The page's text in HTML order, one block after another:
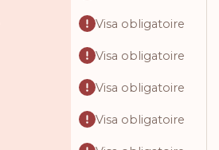
Visa obligatoire
Visa obligatoire
Visa obligatoire
Visa obligatoire